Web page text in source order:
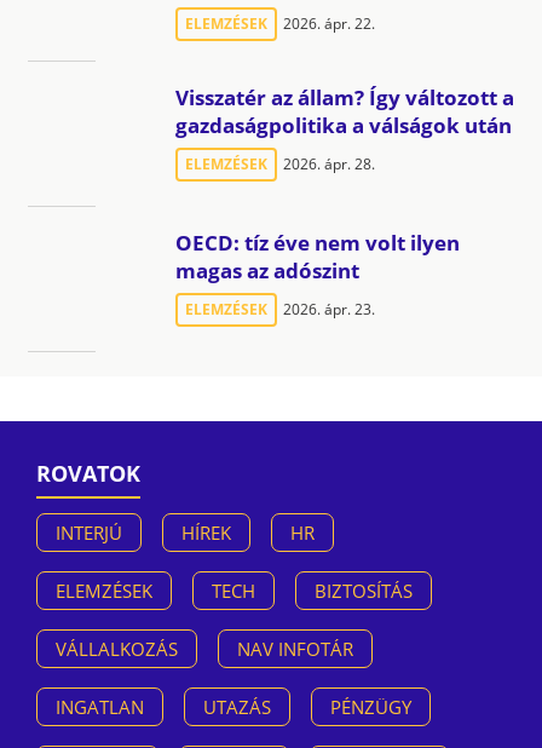
ELEMZÉSEK 2026. ápr. 22.
Visszatér az állam? Így változott a
gazdaságpolitika a válságok után
ELEMZÉSEK 2026. ápr. 28.
OECD: tíz éve nem volt ilyen
magas az adószint
ELEMZÉSEK 2026. ápr. 23.
ROVATOK
INTERJÚ HÍREK HR
ELEMZÉSEK TECH BIZTOSÍTÁS
VÁLLALKOZÁS NAV INFOTÁR
INGATLAN UTAZÁS PÉNZÜGY